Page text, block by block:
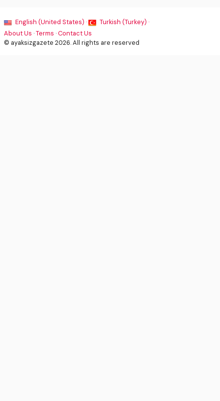
English (United States) ·
Turkish (Turkey) ·
About Us ·Terms ·Contact Us
© ayaksizgazete 2026. All rights are reserved